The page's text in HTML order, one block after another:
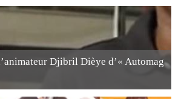
Djibril Dièye d’« Automag